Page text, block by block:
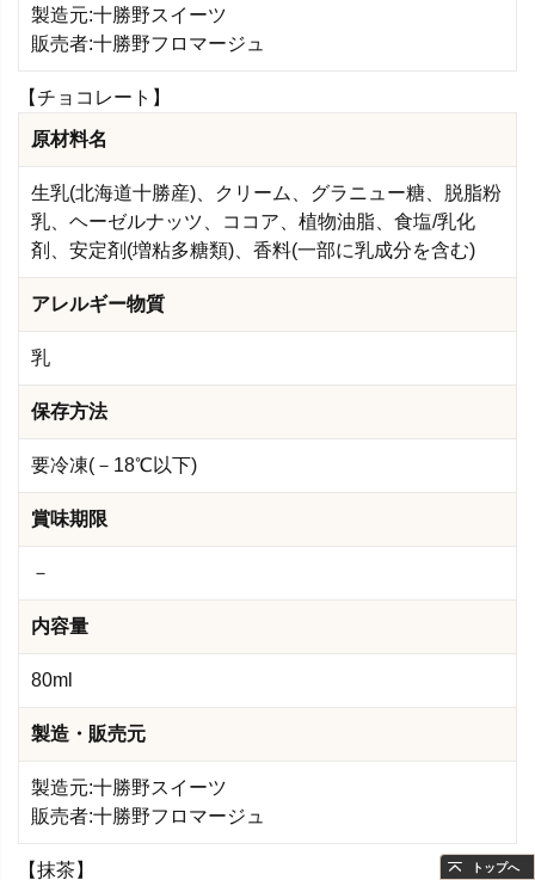
製造元:十勝野スイーツ
販売者:十勝野フロマージュ
【チョコレート】
原材料名
生乳(北海道十勝産)、クリーム、グラニュー糖、脱脂粉
乳、ヘーゼルナッツ、ココア、植物油脂、食塩/乳化
剤、安定剤(増粘多糖類)、香料(一部に乳成分を含む)
アレルギー物質
乳
保存方法
要冷凍(－18℃以下)
賞味期限
－
内容量
80ml
製造・販売元
製造元:十勝野スイーツ
販売者:十勝野フロマージュ
【抹茶】 トップへ